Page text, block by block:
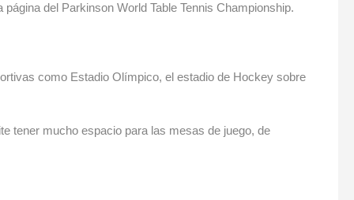
del Parkinson World Table Tennis Championship.
como Estadio Olímpico, el estadio de Hockey sobre
tener mucho espacio para las mesas de juego, de